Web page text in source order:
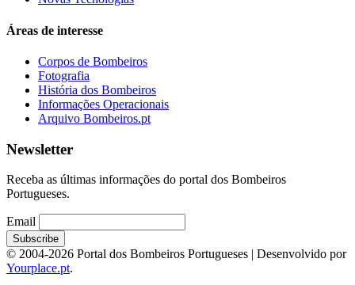
Áreas de interesse
Corpos de Bombeiros
Fotografia
História dos Bombeiros
Informações Operacionais
Arquivo Bombeiros.pt
Newsletter
Receba as últimas informações do portal dos Bombeiros
Portugueses.
Email
© 2004-2026 Portal dos Bombeiros Portugueses | Desenvolvido por
Yourplace.pt.